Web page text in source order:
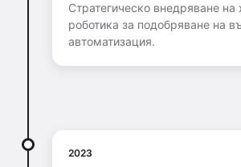
Стратегическо внедряване на
роботика за подобряване на
автоматизация.
2023